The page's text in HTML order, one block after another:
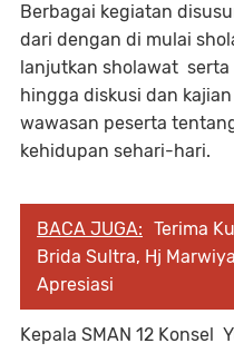
Berbagai kegiatan
dari dengan di mulai
lanjutkan sholawat serta
hingga diskusi dan
wawasan peserta
kehidupan sehari-hari.
BACA JUGA: Terima
Brida Sultra, Hj
Apresiasi
Kepala SMAN 12 Konsel